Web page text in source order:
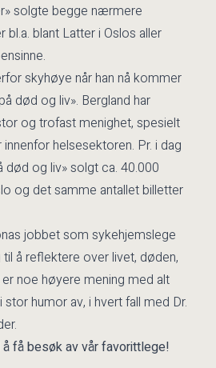
solgte begge nærmere
bl.a. blant Latter i Oslos aller
skyhøye når han nå kommer
død og liv». Bergland har
og trofast menighet, spesielt
helsesektoren. Pr. i dag
død og liv» solgt ca. 40.000
og det samme antallet billetter
jobbet som sykehjemslege
å reflektere over livet, døden,
noe høyere mening med alt
humor av, i hvert fall med Dr.
få besøk av vår favorittlege!